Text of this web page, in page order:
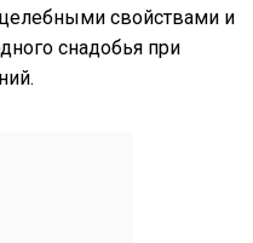
свойствами и
снадобья при